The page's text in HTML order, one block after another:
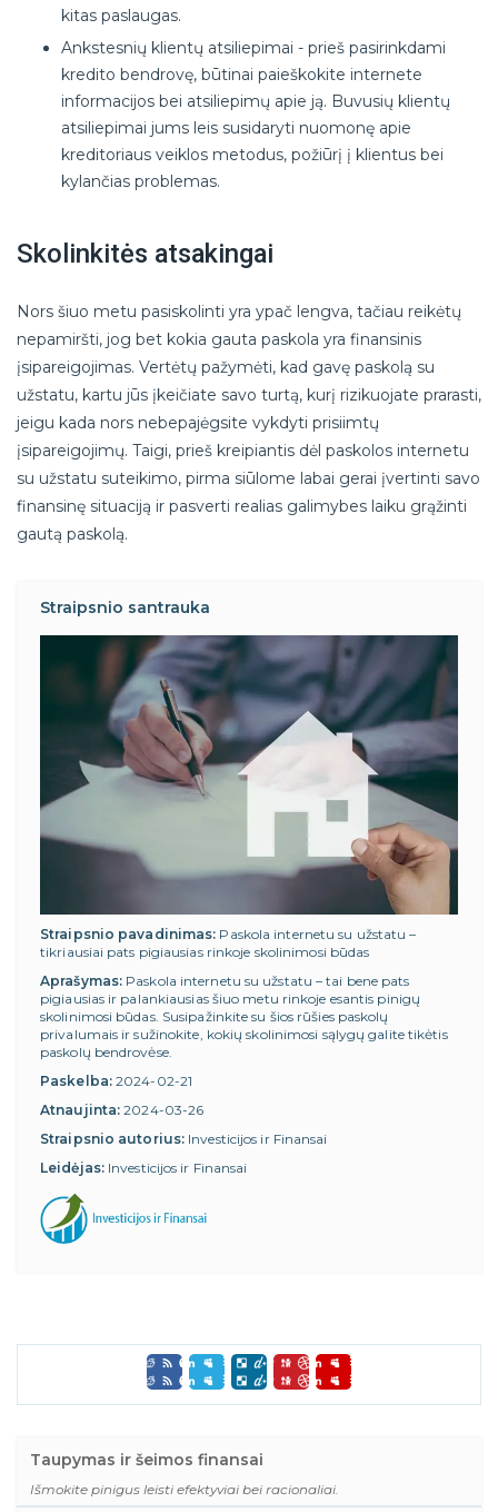
kitas paslaugas.
Ankstesnių klientų atsiliepimai - prieš pasirinkdami
kredito bendrovę, būtinai paieškokite internete
informacijos bei atsiliepimų apie ją. Buvusių klientų
atsiliepimai jums leis susidaryti nuomonę apie
kreditoriaus veiklos metodus, požiūrį į klientus bei
kylančias problemas.
Skolinkitės atsakingai
Nors šiuo metu pasiskolinti yra ypač lengva, tačiau reikėtų
nepamiršti, jog bet kokia gauta paskola yra finansinis
įsipareigojimas. Vertėtų pažymėti, kad gavę paskolą su
užstatu, kartu jūs įkeičiate savo turtą, kurį rizikuojate prarasti,
jeigu kada nors nebepajėgsite vykdyti prisiimtų
įsipareigojimų. Taigi, prieš kreipiantis dėl paskolos internetu
su užstatu suteikimo, pirma siūlome labai gerai įvertinti savo
finansinę situaciją ir pasverti realias galimybes laiku grąžinti
gautą paskolą.
Straipsnio santrauka
Straipsnio pavadinimas: Paskola internetu su užstatu –
tikriausiai pats pigiausias rinkoje skolinimosi būdas
Aprašymas: Paskola internetu su užstatu – tai bene pats
pigiausias ir palankiausias šiuo metu rinkoje esantis pinigų
skolinimosi būdas. Susipažinkite su šios rūšies paskolų
privalumais ir sužinokite, kokių skolinimosi sąlygų galite tikėtis
paskolų bendrovėse.
Paskelba: 2024-02-21
Atnaujinta: 2024-03-26
Straipsnio autorius: Investicijos ir Finansai
Leidėjas: Investicijos ir Finansai
Taupymas ir šeimos finansai
Išmokite pinigus leisti efektyviai bei racionaliai.